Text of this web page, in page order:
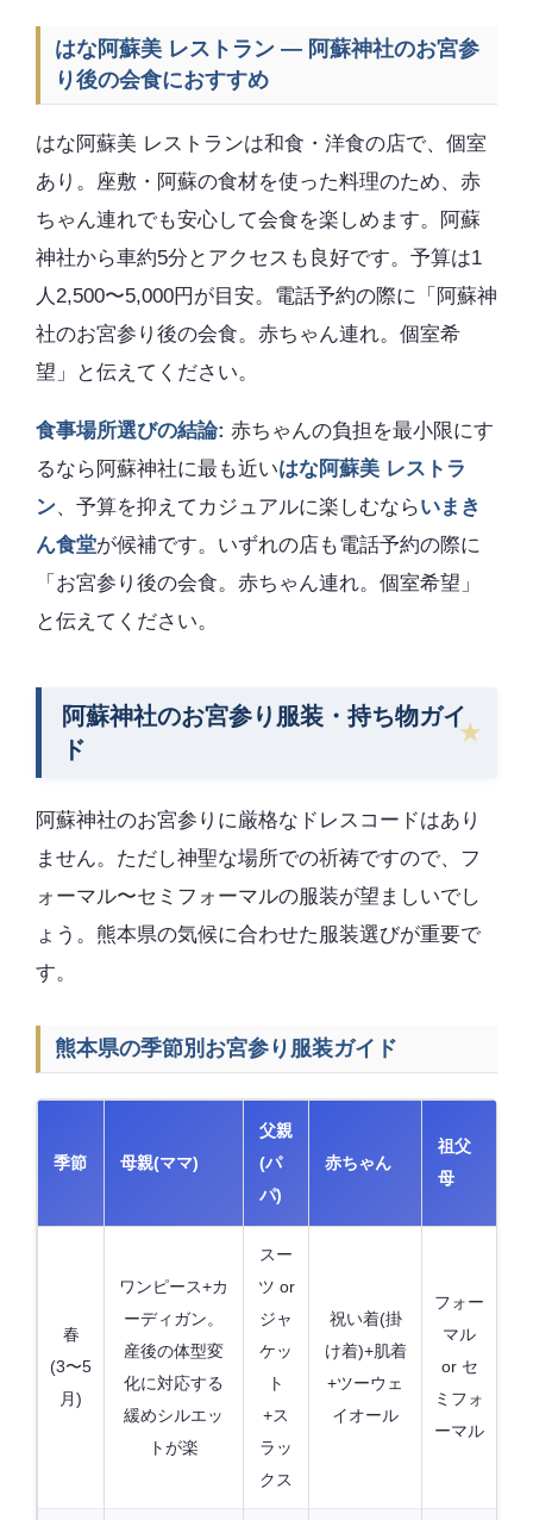
はな阿蘇美 レストラン — 阿蘇神社のお宮参
り後の会食におすすめ
はな阿蘇美 レストランは和食・洋食の店で、個室
あり。座敷・阿蘇の食材を使った料理のため、赤
ちゃん連れでも安心して会食を楽しめます。阿蘇
神社から車約5分とアクセスも良好です。予算は1
人2,500〜5,000円が目安。電話予約の際に「阿蘇神
社のお宮参り後の会食。赤ちゃん連れ。個室希
望」と伝えてください。
食事場所選びの結論: 赤ちゃんの負担を最小限にす
るなら阿蘇神社に最も近いはな阿蘇美 レストラ
ン、予算を抑えてカジュアルに楽しむならいまき
ん食堂が候補です。いずれの店も電話予約の際に
「お宮参り後の会食。赤ちゃん連れ。個室希望」
と伝えてください。
阿蘇神社のお宮参り服装・持ち物ガイ
ド
阿蘇神社のお宮参りに厳格なドレスコードはあり
ません。ただし神聖な場所での祈祷ですので、フ
ォーマル〜セミフォーマルの服装が望ましいでし
ょう。熊本県の気候に合わせた服装選びが重要で
す。
熊本県の季節別お宮参り服装ガイド
季節 母親(ママ)
父親
(パ
パ)
赤ちゃん
祖父
母
春
(3〜5
月)
ワンピース+カ
ーディガン。
産後の体型変
化に対応する
緩めシルエッ
トが楽
スー
ツ or
ジャ
ケッ
ト
+ス
ラッ
クス
祝い着(掛
け着)+肌着
+ツーウェ
イオール
フォー
マル
or セ
ミフォ
ーマル